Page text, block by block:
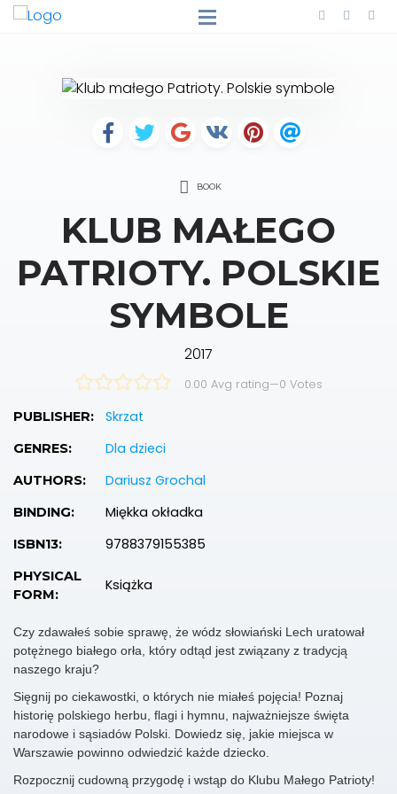
BOOK
KLUB MAŁEGO
PATRIOTY. POLSKIE
SYMBOLE
2017
0.00 Avg rating—0 Votes
PUBLISHER: Skrzat
GENRES: Dla dzieci
AUTHORS: Dariusz Grochal
BINDING: Miękka okładka
ISBN13: 9788379155385
PHYSICAL
FORM:
Książka
Czy zdawałeś sobie sprawę, że wódz słowiański Lech uratował
potężnego białego orła, który odtąd jest związany z tradycją
naszego kraju?
Sięgnij po ciekawostki, o których nie miałeś pojęcia! Poznaj
historię polskiego herbu, flagi i hymnu, najważniejsze święta
narodowe i sąsiadów Polski. Dowiedz się, jakie miejsca w
Warszawie powinno odwiedzić każde dziecko.
Rozpocznij cudowną przygodę i wstąp do Klubu Małego Patrioty!